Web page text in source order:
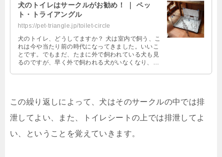
犬のトイレはサークルがお勧め！ ｜ ペッ
ト・トライアングル
https://pet-triangle.jp/toilet-circle
犬のトイレ、どうしてますか？ 犬は室内で飼う、こ
れは今や当たり前の時代になってきました。いいこ
とです。でもまだ、たまに外で飼われている犬も見
るのですが、早く外で飼われる犬がいなくなり、ペ
この繰り返しによって、犬はそのサークルの中では排
泄してよい、また、トイレシートの上では排泄してよ
い、ということを覚えていきます。